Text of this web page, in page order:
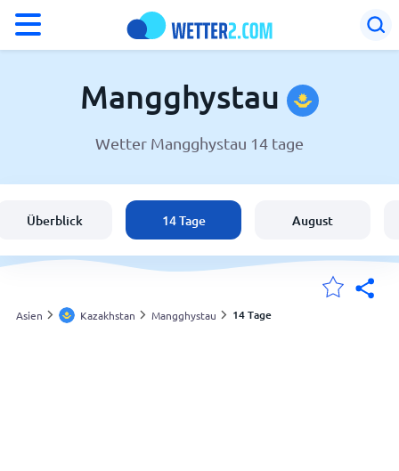
Wetter in Mangghystau
Schweiz
Deutschland
Mangghystau
Wetter Mangghystau 14 tage
Überblick 14 Tage August
Asien Kazakhstan Mangghystau 14 Tage